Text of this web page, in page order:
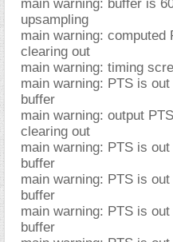
main warning: buffer is
upsampling
main warning: computed
clearing out
main warning: timing
main warning: PTS is
buffer
main warning: output
clearing out
main warning: PTS is
buffer
main warning: PTS is
buffer
main warning: PTS is
buffer